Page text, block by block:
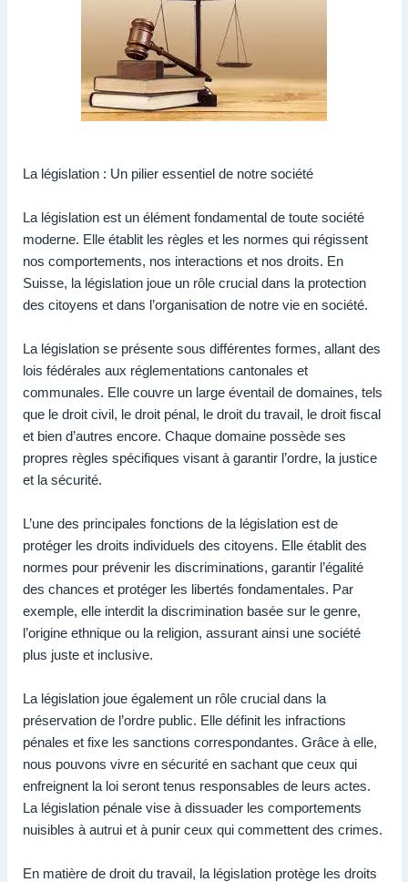
La législation : Un pilier essentiel de notre société
La législation est un élément fondamental de toute société
moderne. Elle établit les règles et les normes qui régissent
nos comportements, nos interactions et nos droits. En
Suisse, la législation joue un rôle crucial dans la protection
des citoyens et dans l’organisation de notre vie en société.
La législation se présente sous différentes formes, allant des
lois fédérales aux réglementations cantonales et
communales. Elle couvre un large éventail de domaines, tels
que le droit civil, le droit pénal, le droit du travail, le droit fiscal
et bien d’autres encore. Chaque domaine possède ses
propres règles spécifiques visant à garantir l’ordre, la justice
et la sécurité.
L’une des principales fonctions de la législation est de
protéger les droits individuels des citoyens. Elle établit des
normes pour prévenir les discriminations, garantir l’égalité
des chances et protéger les libertés fondamentales. Par
exemple, elle interdit la discrimination basée sur le genre,
l’origine ethnique ou la religion, assurant ainsi une société
plus juste et inclusive.
La législation joue également un rôle crucial dans la
préservation de l’ordre public. Elle définit les infractions
pénales et fixe les sanctions correspondantes. Grâce à elle,
nous pouvons vivre en sécurité en sachant que ceux qui
enfreignent la loi seront tenus responsables de leurs actes.
La législation pénale vise à dissuader les comportements
nuisibles à autrui et à punir ceux qui commettent des crimes.
En matière de droit du travail, la législation protège les droits